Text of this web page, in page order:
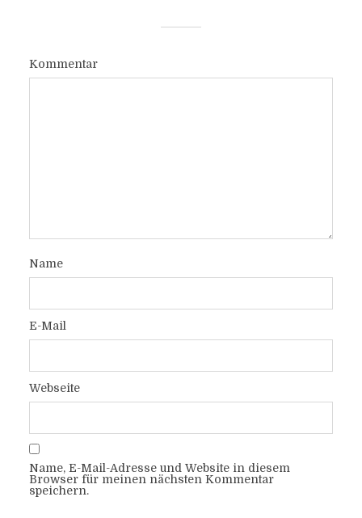
Kommentar
Name
E-Mail
Webseite
Name, E-Mail-Adresse und Website in diesem
Browser für meinen nächsten Kommentar
speichern.